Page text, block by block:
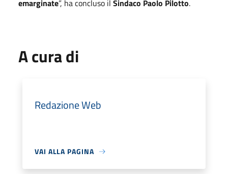
emarginate”, ha concluso il Sindaco Paolo Pilotto.
A cura di
Redazione Web
VAI ALLA PAGINA